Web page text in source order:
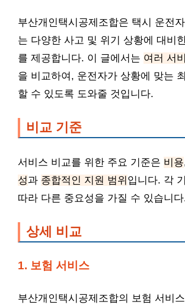
부산개인택시공제조합은 택시 운전
는 다양한 사고 및 위기 상황에 대비
를 제공합니다. 이 글에서는 여러 서
을 비교하여, 운전자가 상황에 맞는
할 수 있도록 도와줄 것입니다.
비교 기준
서비스 비교를 위한 주요 기준은 비용
성과 종합적인 지원 범위 입니다. 각
따라 다른 중요성을 가질 수 있습니
상세 비교
1. 보험 서비스
부산개인택시공제조합의 보험 서비